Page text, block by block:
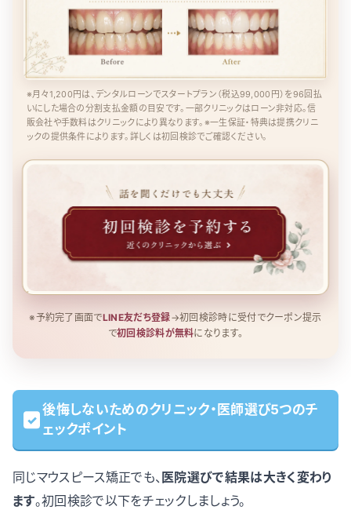
※月々1,200円は、デンタルローンでスタートプラン（税込99,000円）を96回払
いにした場合の分割支払金額の目安です。一部クリニックはローン非対応。信
販会社や手数料はクリニックにより異なります。※一生保証・特典は提携クリニ
ックの提供条件によります。詳しくは初回検診でご確認ください。
※予約完了画面でLINE友だち登録→初回検診時に受付でクーポン提示
で初回検診料が無料になります。
後悔しないためのクリニック・医師選び5つのチ
ェックポイント
同じマウスピース矯正でも、 医院選びで結果は大きく変わり
ます。初回検診で以下をチェックしましょう。